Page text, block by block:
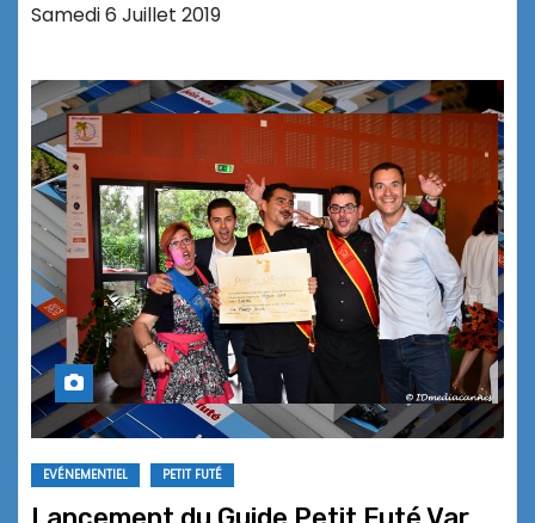
Samedi 6 Juillet 2019
EVÉNEMENTIEL PETIT FUTÉ